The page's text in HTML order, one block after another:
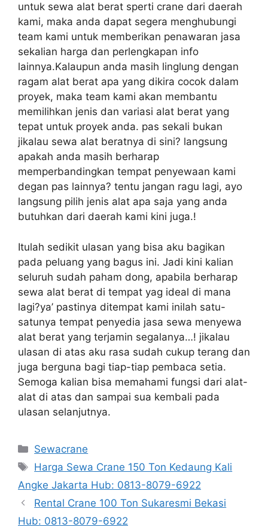
untuk sewa alat berat sperti crane dari daerah
kami, maka anda dapat segera menghubungi
team kami untuk memberikan penawaran jasa
sekalian harga dan perlengkapan info
lainnya.Kalaupun anda masih linglung dengan
ragam alat berat apa yang dikira cocok dalam
proyek, maka team kami akan membantu
memilihkan jenis dan variasi alat berat yang
tepat untuk proyek anda. pas sekali bukan
jikalau sewa alat beratnya di sini? langsung
apakah anda masih berharap
memperbandingkan tempat penyewaan kami
degan pas lainnya? tentu jangan ragu lagi, ayo
langsung pilih jenis alat apa saja yang anda
butuhkan dari daerah kami kini juga.!
Itulah sedikit ulasan yang bisa aku bagikan
pada peluang yang bagus ini. Jadi kini kalian
seluruh sudah paham dong, apabila berharap
sewa alat berat di tempat yag ideal di mana
lagi?ya’ pastinya ditempat kami inilah satu-
satunya tempat penyedia jasa sewa menyewa
alat berat yang terjamin segalanya…! jikalau
ulasan di atas aku rasa sudah cukup terang dan
juga berguna bagi tiap-tiap pembaca setia.
Semoga kalian bisa memahami fungsi dari alat-
alat di atas dan sampai sua kembali pada
ulasan selanjutnya.
Categories
Sewacrane
Tags
Harga Sewa Crane 150 Ton Kedaung Kali
Angke Jakarta Hub: 0813-8079-6922
Rental Crane 100 Ton Sukaresmi Bekasi
Hub: 0813-8079-6922